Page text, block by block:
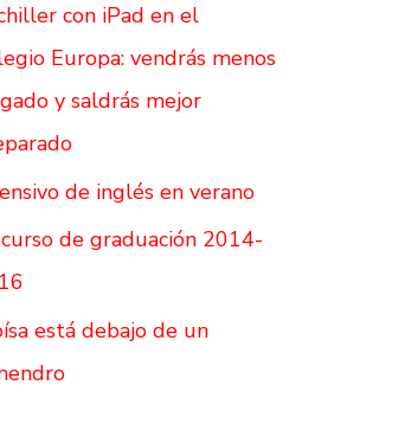
con iPad en el
Europa: vendrás menos
y saldrás mejor
de inglés en verano
de graduación 2014-
está debajo de un